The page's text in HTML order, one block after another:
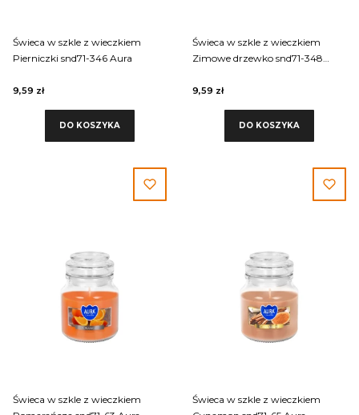
Świeca w szkle z wieczkiem
Pierniczki snd71-346 Aura
9,59 zł
DO KOSZYKA
Świeca w szkle z wieczkiem
Zimowe drzewko snd71-348
9,59 zł
DO KOSZYKA
Świeca w szkle z wieczkiem
Świeca w szkle z wieczkiem